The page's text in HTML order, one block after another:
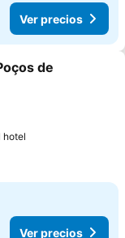
Ver precios
de
hotel
Ver precios